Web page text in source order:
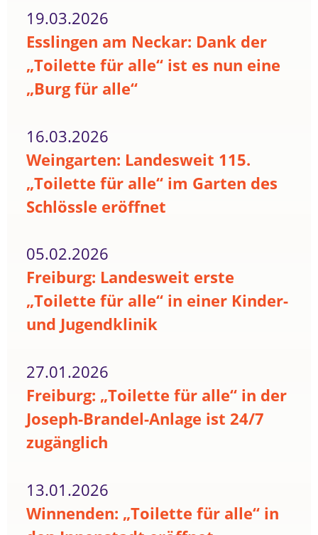
19.03.2026
Esslingen am Neckar: Dank der
„Toilette für alle“ ist es nun eine
„Burg für alle“
16.03.2026
Weingarten: Landesweit 115.
„Toilette für alle“ im Garten des
Schlössle eröffnet
05.02.2026
Freiburg: Landesweit erste
„Toilette für alle“ in einer Kinder-
und Jugendklinik
27.01.2026
Freiburg: „Toilette für alle“ in der
Joseph-Brandel-Anlage ist 24/7
zugänglich
13.01.2026
Winnenden: „Toilette für alle“ in